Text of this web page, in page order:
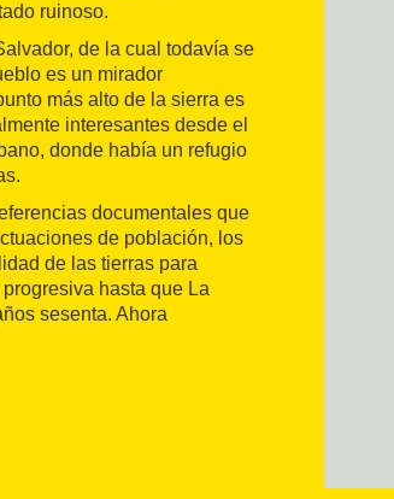
ruinoso.
de la cual todavía se
es un mirador
más alto de la sierra es
interesantes desde el
donde había un refugio
documentales que
de población, los
de las tierras para
hasta que La
sesenta. Ahora